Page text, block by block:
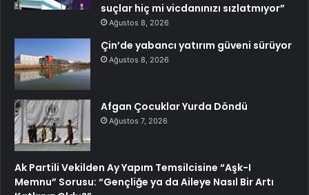
suçlar hiç mi vicdanınızı sızlatmıyor”
Ağustos 8, 2026
Çin’de yabancı yatırım güveni sürüyor
Ağustos 8, 2026
Afgan Çocuklar Yurda Döndü
Ağustos 7, 2026
Ak Partili Vekilden Ay Yapım Temsilcisine “Aşk-I
Memnu” Sorusu: “Gençliğe ya da Aileye Nasıl Bir Artı